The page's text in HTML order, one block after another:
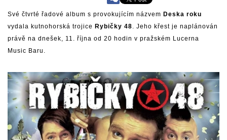
Své čtvrté řadové album s provokujícím názvem Deska roku
vydala kutnohorská trojice Rybičky 48. Jeho křest je naplánován
právě na dnešek, 11. října od 20 hodin v pražském Lucerna
Music Baru.